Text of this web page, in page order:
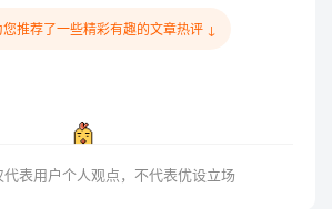
您推荐了一些精彩有趣的文章热评 ↓
代表用户个人观点，不代表优设立场